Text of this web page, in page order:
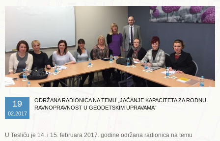
19
02.2017
ODRŽANA RADIONICA NA TEMU „JAČANJE KAPACITETA ZA RODNU
RAVNOPRAVNOST U GEODETSKIM UPRAVAMA“
U Tesliću je 14. i 15. februara 2017. godine održana radionica na temu